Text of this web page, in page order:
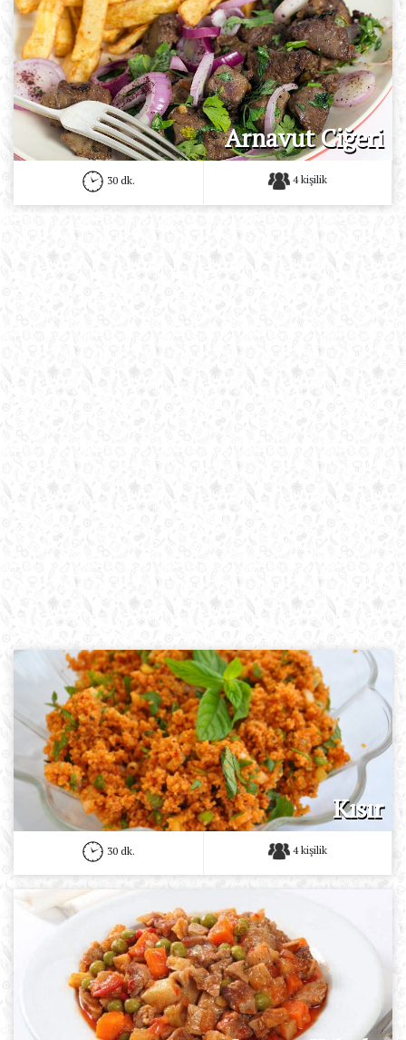
Arnavut Ciğeri
30 dk. 4 kişilik
Kısır
30 dk. 4 kişilik